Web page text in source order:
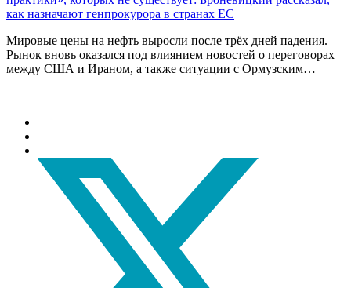
как назначают генпрокурора в странах ЕС
Мировые цены на нефть выросли после трёх дней падения.
Рынок вновь оказался под влиянием новостей о переговорах
между США и Ираном, а также ситуации с Ормузским…